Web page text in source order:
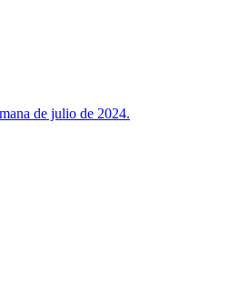
de julio de 2024.